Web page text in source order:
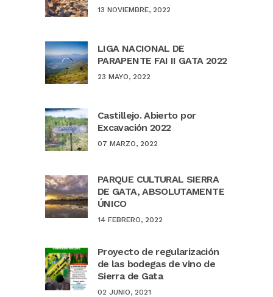
13 NOVIEMBRE, 2022
LIGA NACIONAL DE
PARAPENTE FAI II GATA 2022
23 MAYO, 2022
Castillejo. Abierto por
Excavación 2022
07 MARZO, 2022
PARQUE CULTURAL SIERRA
DE GATA, ABSOLUTAMENTE
ÚNICO
14 FEBRERO, 2022
Proyecto de regularización
de las bodegas de vino de
Sierra de Gata
02 JUNIO, 2021